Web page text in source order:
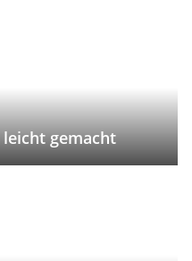
gemacht